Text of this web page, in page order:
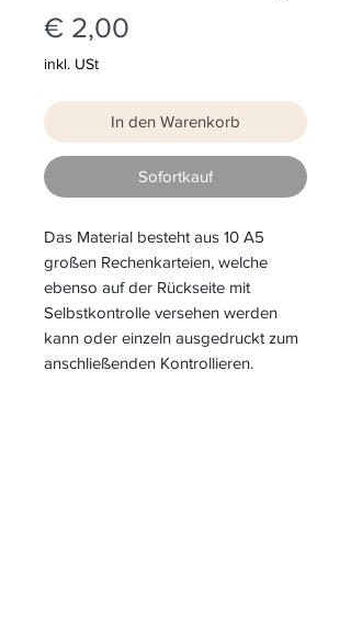
€ 2,00
inkl. USt
In den Warenkorb
Sofortkauf
Das Material besteht aus 10 A5
großen Rechenkarteien, welche
ebenso auf der Rückseite mit
Selbstkontrolle versehen werden
kann oder einzeln ausgedruckt zum
anschließenden Kontrollieren.